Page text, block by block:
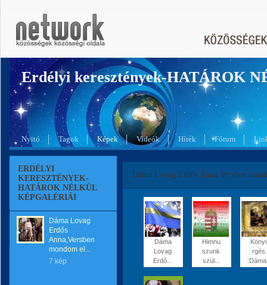
Erdélyi keresztények-HATÁROK
Nyitó Tagok Képek Videók Hírek Fórum
ERDÉLYI
KERESZTÉNYEK-
HATÁROK NÉLKÜL
KÉPGALÉRIÁI
Dáma Lovag
Erdős
Anna,Versben
mondom el...
7 kép
Dáma Lovag Erdős Anna,Versben
Dáma
Lovag
Erdő...
Himnu
szunk
szül...
rgés.